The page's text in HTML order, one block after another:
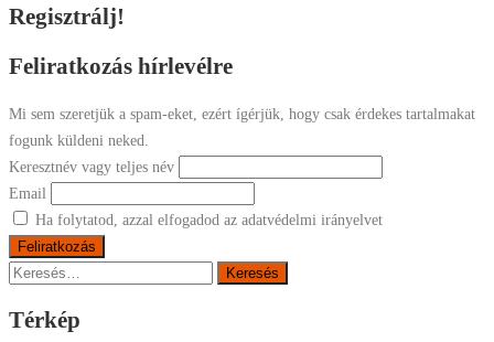
Regisztrálj!
Feliratkozás hírlevélre
Mi sem szeretjük a spam-eket, ezért ígérjük, hogy csak érdekes tartalmakat
fogunk küldeni neked.
Keresztnév vagy teljes név
Email
Ha folytatod, azzal elfogadod az adatvédelmi irányelvet
Keresés:
Térkép